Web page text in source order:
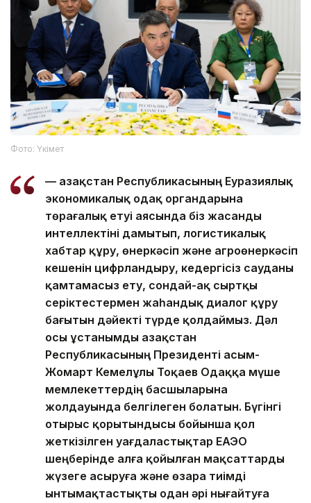
Фото: Үкімет
— Қазақстан Республикасының Еуразиялық
экономикалық одақ органдарына
төрағалық етуі аясында біз жасанды
интеллектіні дамытып, логистикалық
хабтар құру, өнеркәсіп және агроөнеркәсіп
кешенін цифрландыру, кедергісіз сауданы
қамтамасыз ету, сондай-ақ сыртқы
серіктестермен жаһандық диалог құру
бағытын дәйекті түрде қолдаймыз. Дәл
осы ұстанымды Қазақстан
Республикасының Президенті Қасым-
Жомарт Кемелұлы Тоқаев Одаққа мүше
мемлекеттердің басшыларына
жолдауында белгілеген болатын. Бүгінгі
отырыс қорытындысы бойынша қол
жеткізілген уағдаластықтар ЕАЭО
шеңберінде алға қойылған мақсаттарды
жүзеге асыруға және өзара тиімді
ынтымақтастықты одан әрі нығайтуға